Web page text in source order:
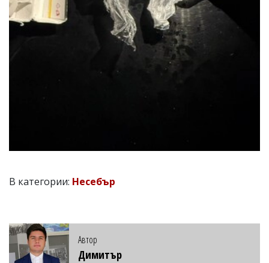
В категории: Несебър
Автор
Димитър